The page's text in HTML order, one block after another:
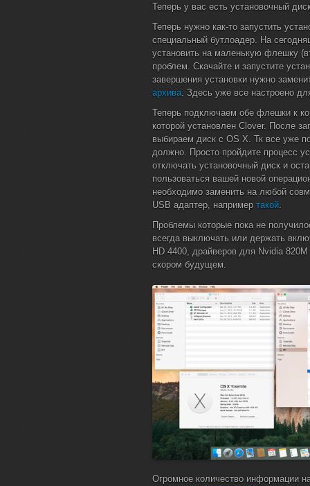
Теперь у вас есть установочный
Теперь нужно как-то запустить
специальный бутлоадер. На
установить на маленькую флешку
проблем. Скачайте и запустите
завершения установки нужно
архива . Здесь уже все настроено
Теперь подключаем обе флешки к
которой установлен Clover. После
выбираем диск с OS X. Тк все уже
должно. Просто пройдите процесс
отключать установочный диск и
пользоваться вашей новой
необходимо заменить на любой
USB адаптер, например такой
Проблемы которые пока не
всегда выключать или держать
HD 4400, драйверов для Nvidia
скором будущем.
Огромное количество информации